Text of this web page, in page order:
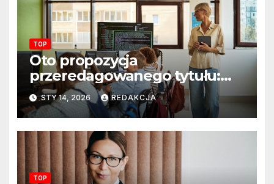
TOP
Oto propozycja
przeredagowanego tytułu:
Resort edukacji szkoli
nauczycieli z wykorzystania
sztucznej inteligencji. AI
pojawi się na zajęciach
szkolnych
STY 14, 2026 REDAKCJA
TOP